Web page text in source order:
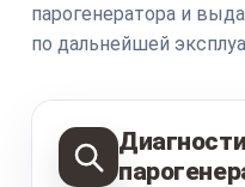
парогенератора и
по дальнейшей